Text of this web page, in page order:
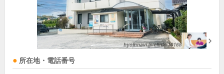
所在地・電話番号